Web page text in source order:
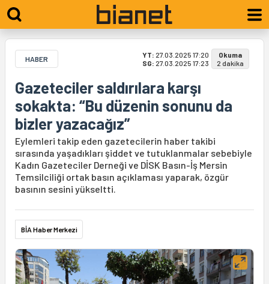
HABER YT: 27.03.2025 17:20
SG: 27.03.2025 17:23
Okuma
2 dakika
Gazeteciler saldırılara karşı
sokakta: “Bu düzenin sonunu da
bizler yazacağız”
Eylemleri takip eden gazetecilerin haber takibi
sırasında yaşadıkları şiddet ve tutuklanmalar sebebiyle
Kadın Gazeteciler Derneği ve DİSK Basın-İş Mersin
Temsilciliği ortak basın açıklaması yaparak, özgür
basının sesini yükseltti.
BİA Haber Merkezi